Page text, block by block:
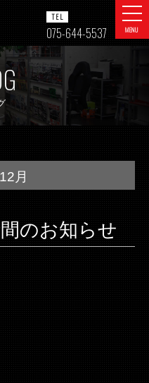
MENU
TEL
075-644-5537
月
のお知らせ